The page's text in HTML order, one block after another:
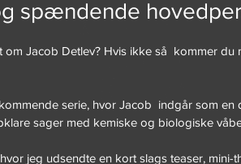
spændende
Jacob Detlev? Hvis ikke så  kommer du
serie, hvor Jacob  indgår som en
sager med kemiske og biologiske
jeg udsendte en kort slags teaser, mini-